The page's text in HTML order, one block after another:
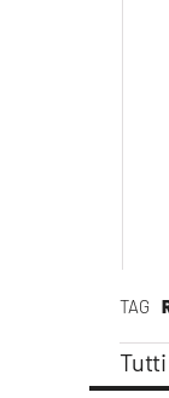
TAG